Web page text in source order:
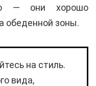
— они хорошо
обеденной зоны.
на стиль.
вида,